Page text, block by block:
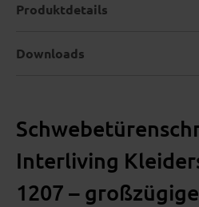
Interliving
1207 –
Produktdetails
Downloads